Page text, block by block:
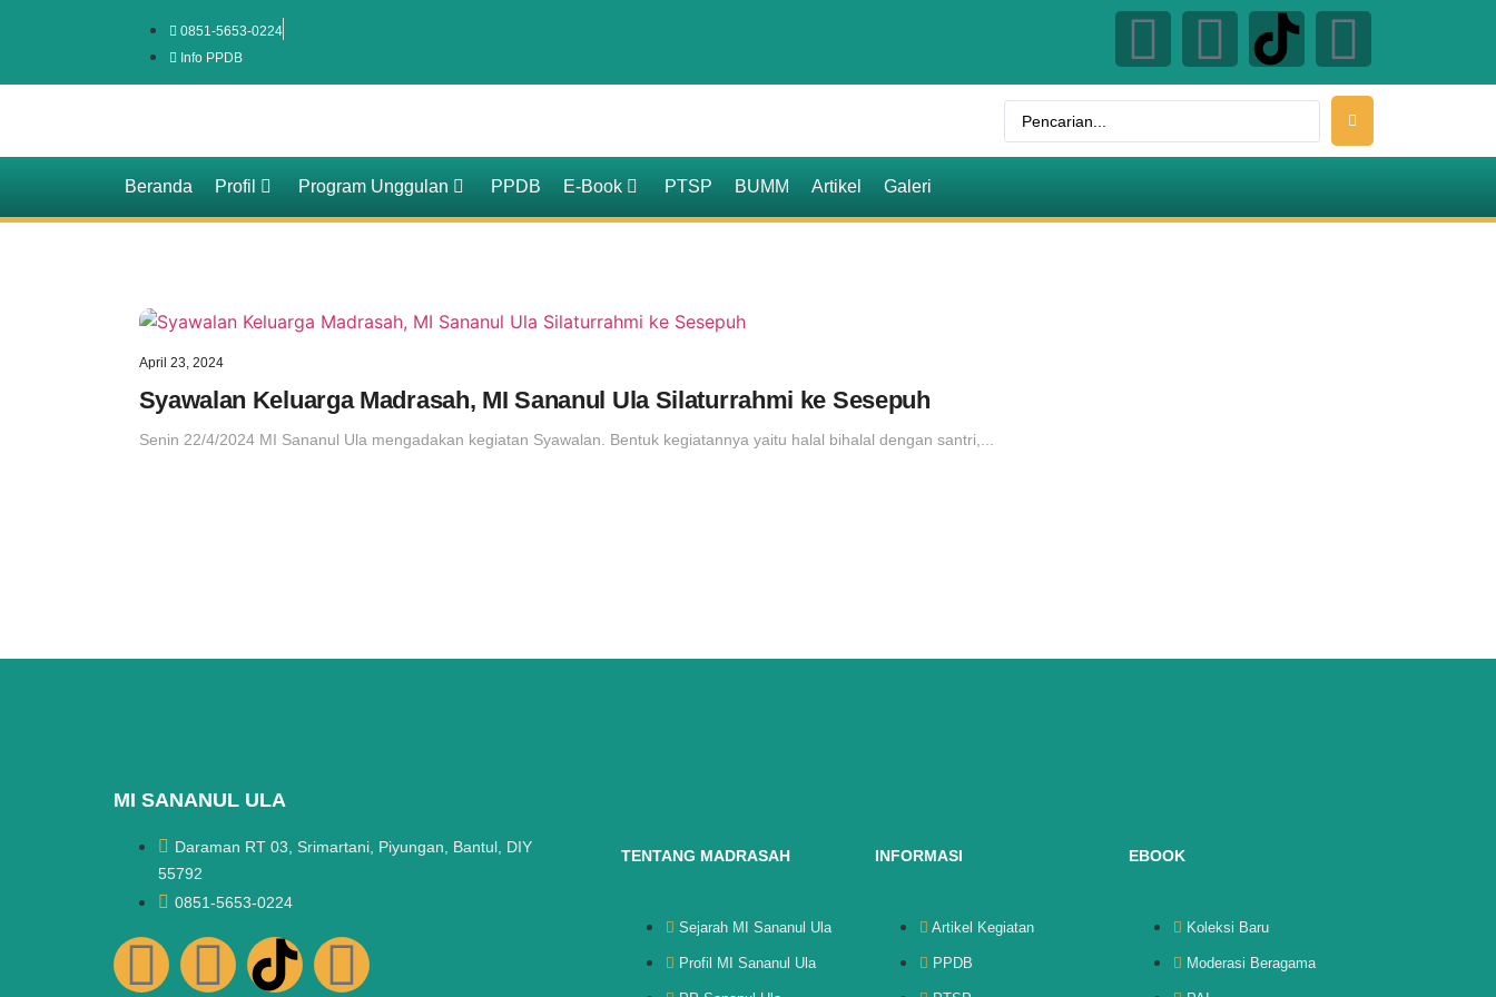
0851-5653-0224
Info PPDB
Beranda Profil Program Unggulan PPDB E-Book PTSP BUMM Artikel Galeri
April 23, 2024
Syawalan Keluarga Madrasah, MI Sananul Ula Silaturrahmi ke Sesepuh
Senin 22/4/2024 MI Sananul Ula mengadakan kegiatan Syawalan. Bentuk kegiatannya yaitu halal bihalal dengan santri,...
MI SANANUL ULA
Daraman RT 03, Srimartani, Piyungan, Bantul, DIY
55792
0851-5653-0224
TENTANG MADRASAH
Sejarah MI Sananul Ula
Profil MI Sananul Ula
INFORMASI
Artikel Kegiatan
PPDB
EBOOK
Koleksi Baru
Moderasi Beragama